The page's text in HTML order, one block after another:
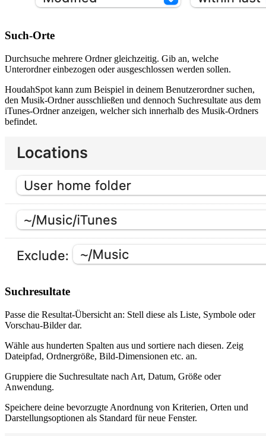
Such-Orte
Durchsuche mehrere Ordner gleichzeitig. Gib an, welche
Unterordner einbezogen oder ausgeschlossen werden sollen.
HoudahSpot kann zum Beispiel in deinem Benutzerordner suchen,
den Musik-Ordner ausschließen und dennoch Suchresultate aus dem
iTunes-Ordner anzeigen, welcher sich innerhalb des Musik-Ordners
befindet.
Suchresultate
Passe die Resultat-Übersicht an: Stell diese als Liste, Symbole oder
Vorschau-Bilder dar.
Wähle aus hunderten Spalten aus und sortiere nach diesen. Zeig
Dateipfad, Ordnergröße, Bild-Dimensionen etc. an.
Gruppiere die Suchresultate nach Art, Datum, Größe oder
Anwendung.
Speichere deine bevorzugte Anordnung von Kriterien, Orten und
Darstellungsoptionen als Standard für neue Fenster.